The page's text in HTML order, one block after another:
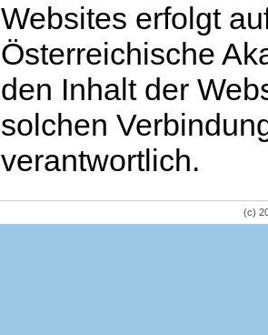
Websites erfolgt
Österreichische
den Inhalt der
solchen
verantwortlich.
(c)